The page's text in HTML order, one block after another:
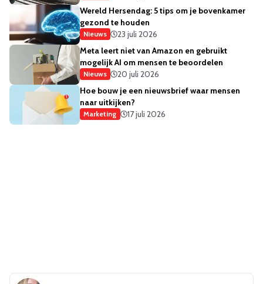
Wereld Hersendag: 5 tips om je bovenkamer
gezond te houden
Nieuws
23 juli 2026
Meta leert niet van Amazon en gebruikt
mogelijk AI om mensen te beoordelen
Nieuws
20 juli 2026
Hoe bouw je een nieuwsbrief waar mensen
naar uitkijken?
Marketing 17 juli 2026